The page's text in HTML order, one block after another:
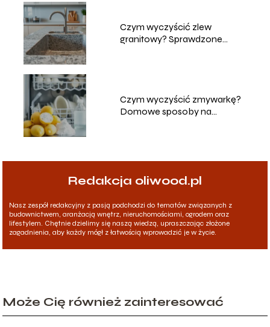
Czym wyczyścić zlew
granitowy? Sprawdzone
Czym wyczyścić zmywarkę?
Domowe sposoby na
Redakcja oliwood.pl
Nasz zespół redakcyjny z pasją podchodzi do tematów związanych z
budownictwem, aranżacją wnętrz, nieruchomościami, ogrodem oraz
lifestylem. Chętnie dzielimy się naszą wiedzą, upraszczając złożone
zagadnienia, aby każdy mógł z łatwością wprowadzić je w życie.
Może Cię również zainteresować